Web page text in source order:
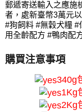
郵遞寄送輸入之應施
者，處新臺幣3萬元
#狗飼料 #無穀犬糧
用全齡配方 #鴨肉配
購買注意事項
340g
1Kg
2Kg